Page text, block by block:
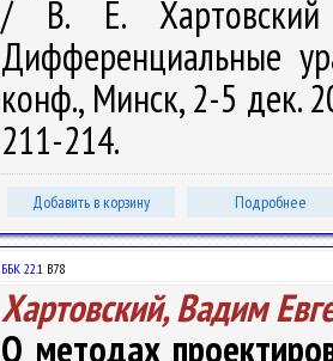
/ В. Е. Хартовский
Дифференциальные
конф., Минск, 2-5 дек.
211-214.
Добавить в корзину Подробнее
ББК 22.1 В78
Хартовский, Вадим
О методах